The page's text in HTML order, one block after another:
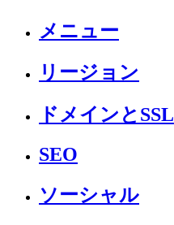
メニュー
リージョン
ドメインとSSL
SEO
ソーシャル